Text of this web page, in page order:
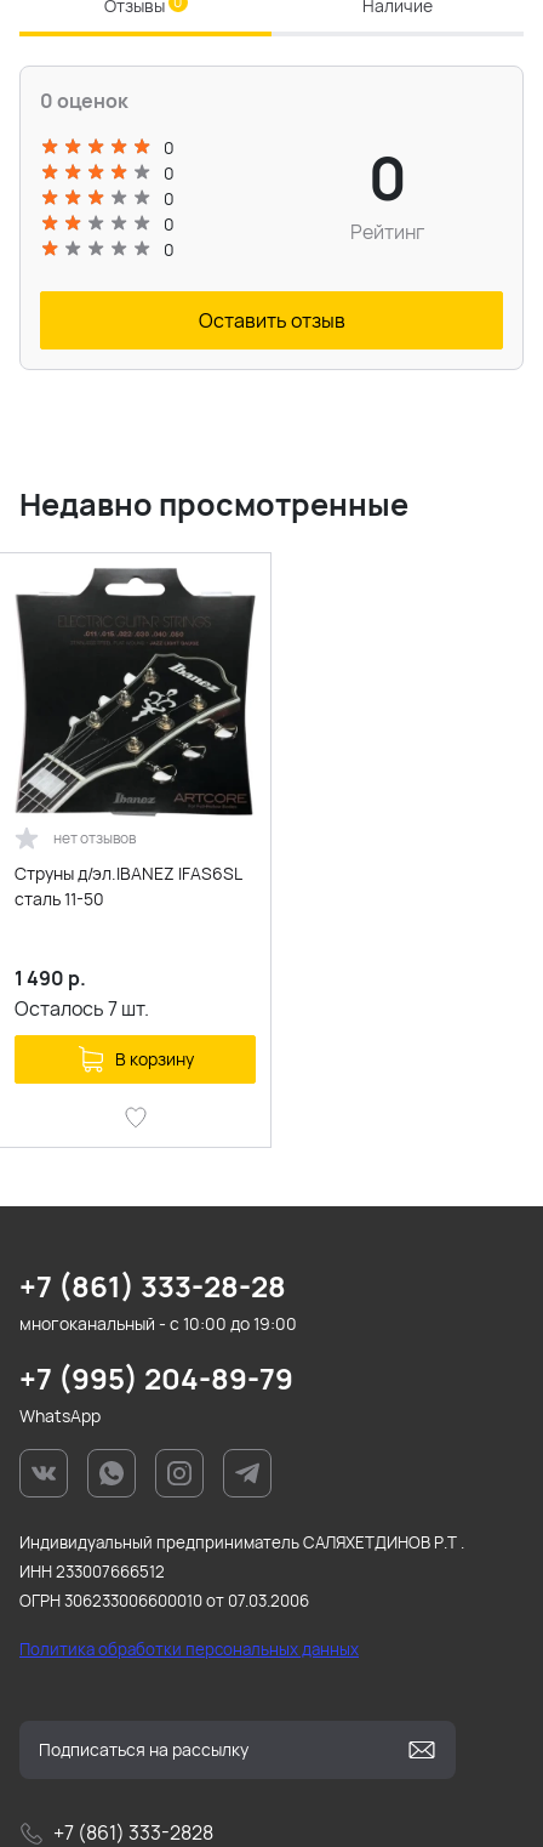
Отзывы Наличие
0 оценок
0
0
0
0
0
0
Рейтинг
Оставить отзыв
Недавно просмотренные
нет отзывов
Струны д/эл.IBANEZ IFAS6SL
сталь 11-50
1 490 р.
Осталось7шт.
В корзину
+7 (861) 333-28-28
многоканальный - с 10:00 до 19:00
+7 (995) 204-89-79
WhatsApp
Индивидуальный предприниматель САЛЯХЕТДИНОВ Р.Т .
ИНН 233007666512
ОГРН 306233006600010 от 07.03.2006
Политика обработки персональных данных
+7 (861) 333-2828